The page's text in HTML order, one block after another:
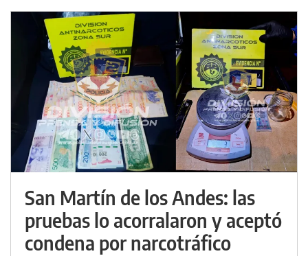
San Martín de los Andes: las
pruebas lo acorralaron y aceptó
condena por narcotráfico